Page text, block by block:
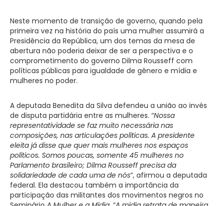
Neste momento de transição de governo, quando pela
primeira vez na história do país uma mulher assumirá a
Presidência da República, um dos temas da mesa de
abertura não poderia deixar de ser a perspectiva e o
comprometimento do governo Dilma Rousseff com
políticas públicas para igualdade de gênero e mídia e
mulheres no poder.
A deputada Benedita da Silva defendeu a união ao invés
de disputa partidária entre as mulheres. “Nossa
representatividade se faz muito necessária nas
composições, nas articulações políticas. A presidente
eleita já disse que quer mais mulheres nos espaços
políticos. Somos poucas, somente 45 mulheres no
Parlamento brasileiro; Dilma Rousseff precisa da
solidariedade de cada uma de nós”, afirmou a deputada
federal. Ela destacou também a importância da
participação das militantes dos movimentos negros no